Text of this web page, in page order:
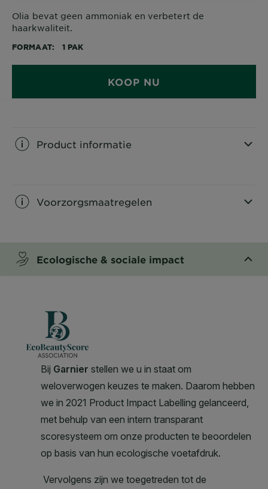
Olia bevat geen ammoniak en verbetert de
haarkwaliteit.
FORMAAT 1 PAK
KOOP NU
Product informatie
Voorzorgsmaatregelen
Ecologische & sociale impact​